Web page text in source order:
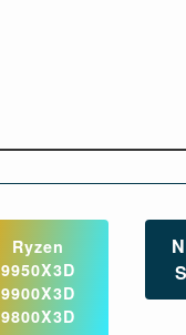
Ryzen
9950X3D
9900X3D
9800X3D